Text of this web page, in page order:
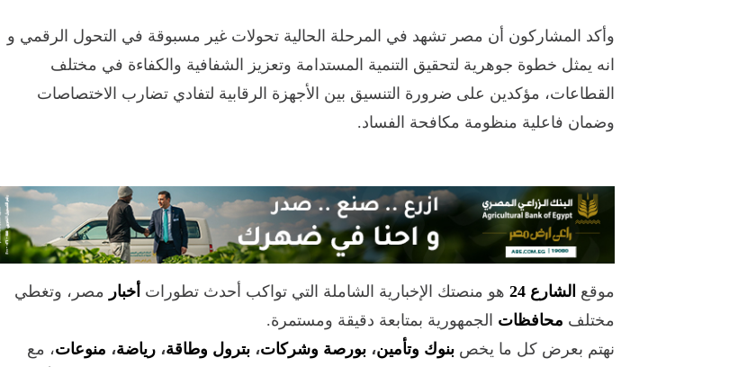
وأكد المشاركون أن مصر تشهد في المرحلة الحالية تحولات غير مسبوقة في التحول الرقمي و
انه يمثل خطوة جوهرية لتحقيق التنمية المستدامة وتعزيز الشفافية والكفاءة في مختلف
القطاعات، مؤكدين على ضرورة التنسيق بين الأجهزة الرقابية لتفادي تضارب الاختصاصات
وضمان فاعلية منظومة مكافحة الفساد.
موقع الشارع 24 هو منصتك الإخبارية الشاملة التي تواكب أحدث تطورات أخبار مصر، وتغطي
مختلف محافظات الجمهورية بمتابعة دقيقة ومستمرة.
نهتم بعرض كل ما يخص بنوك وتأمين، بورصة وشركات، بترول وطاقة، رياضة، منوعات، مع